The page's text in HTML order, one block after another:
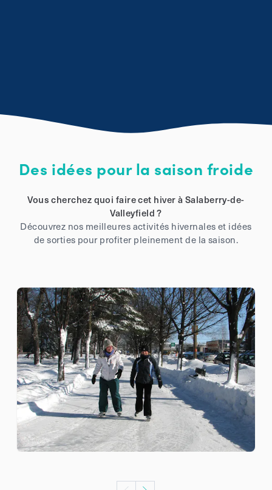
Des idées pour la saison froide
Vous cherchez quoi faire cet hiver à Salaberry-de-
Valleyfield ?
Découvrez nos meilleures activités hivernales et idées
de sorties pour profiter pleinement de la saison.